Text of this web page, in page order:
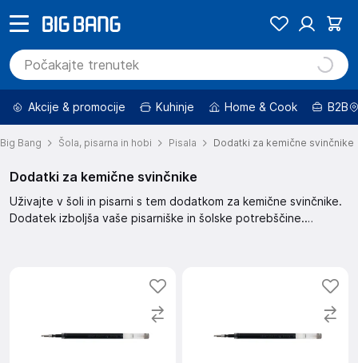
Akcije & promocije Kuhinje Home & Cook B2B
Big Bang Šola, pisarna in hobi Pisala Dodatki za kemične svinčnike
Dodatki za kemične svinčnike
Uživajte v šoli in pisarni s tem dodatkom za kemične svinčnike.
Dodatek izboljša vaše pisarniške in šolske potrebščine.